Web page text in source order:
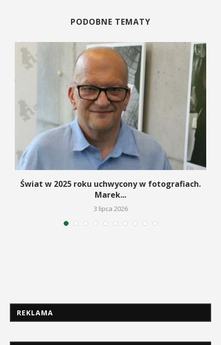
PODOBNE TEMATY
Świat w 2025 roku uchwycony w fotografiach.
Marek...
3 lipca 2026
REKLAMA